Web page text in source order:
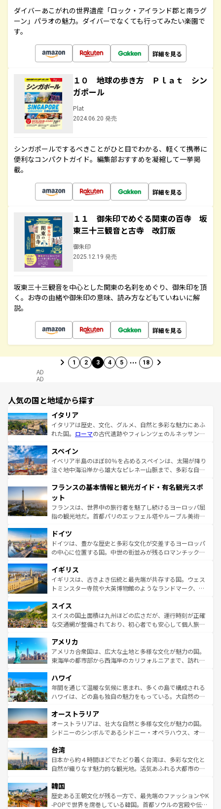
ダイバーあこがれの世界遺産「ロック・アイランド郡と南ラグ
ーン」パラオの魅力。ダイバーでなくても行ってみたい楽園で
す。
詳細を見る
１０ 地球の歩き方 Ｐｌａｔ シン
ガポール
Plat
2024.06.20 発売
シンガポールでするべきことがひと目でわかる、軽くて携帯に
便利なコンパクトガイド。編集部おすすめを凝縮して一挙掲
載。
詳細を見る
１１ 御朱印でめぐる関東の百寺 坂
東三十三観音と古寺 改訂版
御朱印
2025.12.19 発売
坂東三十三観音を中心とした関東の名刹をめぐり、御朱印を頂
く。お寺の由緒や御朱印の意味、読み方などもていねいに解
説。
詳細を見る
1 2 3 4 5 … 18
AD
AD
人気の国と地域から探す
イタリア
イタリアは歴史、文化、グルメ、自然と多彩な魅力にあふ
れた国。 ローマの古代遺跡やフィレンツェのルネッサンス
ろん、トスカーナの美しい田園風景やアマルフィ海岸の絶
景など、自然景観も見逃せない。観光の合間には、本場の
ピザやパスタなど、絶品のイタリア料理を堪能することも
ませてくれるイタリアで、忘れられない旅をしてみよう！
なお、新着のイタリア情報は
しい。
スペイン
イベリア半島のほぼ80％を占めるスペインは、太陽が降り
注ぐ地中海沿岸から雄大なピレネー山脈まで、多彩な自然
文化が根付くこの国では、情熱的なフラメンコ、熱気あふ
れる闘牛、そして美味しいタパスが生活の一部となってい
る。首都マドリードの洗練された雰囲気や、バルセロナの
アートに溢れた街角から、地方では古代ローマ遺跡や中世
せる。地方によって風土や気候が異なるスペインはその個
性で訪れる人を魅了する。 なお、新着のスペイン情報は コ
ンテンツ一覧を参照してほしい。
フランスの基本情報と観光ガイド・有名観光スポ
ット
フランスは、世界中の旅行者を魅了し続けるヨーロッパ屈
指の観光地だ。首都パリのエッフェル塔やルーブル美術館
で、幅広い魅力が詰まっている。華麗な宮殿、歴史的な大
聖堂、美しいビーチ、そして豊かな自然が、訪れる者を心
から魅了する。また、フランスは美食の国としても知ら
いる。シャンパンの発祥地であるランス、プロヴァンスの
香り高いラベンダー畑など、多彩な楽しみ方が可能だ。さ
らに、パリ以外の地域にも魅力が溢れており、どの街角に
れる地方に足を運ぶとそれぞれで全く異なる文化を体験で
きるだろう。 なお、新着のフランス情報はコンテンツ一覧
を参照してほしい。
ドイツ
ドイツは、豊かな歴史と多彩な文化が交差するヨーロッパ
の中心に位置する国。中世の街並みが残るロマンチック街
顔を持つこの国は、どこを歩いても飽きることがない。ベ
ルリンの文化的活気、バイエルン州のアルプスの絶景、そ
してライン川沿いのワイン畑といった風景は必見。ビール
は、お酒好きな人にはぜひ体験してほしい。 なお、新着の
ドイツ情報はコンテンツ一覧を参照してほしい。
イギリス
イギリスは、古きよき伝統と最先端が共存する国。ウェス
トミンスター寺院や大英博物館のようなランドマーク、歴
リアごとに異なる魅力がある。また、優雅なアフタヌーン
ティー、ビール好きにはたまらない英国パブ、サッカー観
戦など、本場だからこそできる体験も豊富。イギリスを旅
ンツ一覧を参照してほしい。
スイス
スイスの国土面積は九州ほどの広さだが、運行時刻が正確
な交通網が整備されており、初心者でも安心して個人旅行
の建物がそのまま残る町や、スイスならではのユニークな
博物館もあり、アルプス観光だけでなく町歩きも満喫する
ことができる。国民の所得が高いため物価も高いが、旅行
ば市内交通費無料で観光を楽しむこともできる。 なお、新
着のスイス情報はコンテンツ一覧 を参照してほしい。
アメリカ
アメリカ合衆国は、広大な土地と多様な文化が魅力の国。
東海岸の都市部から西海岸のカリフォルニアまで、訪れる
のような巨大都市は、観光、ショッピング、エンターテイ
ンメントが詰まった刺激的なスポットだ。一方、アメリカ
西部には大自然が広がり、グランドキャニオンやイエロー
部のニューオーリンズでは、音楽と美食が融合した独特の
文化が魅力。旅行者はアメリカの各地域で異なる魅力を楽
しみながら、その多様性と豊かな歴史を感じることができ
ならではの贅沢な旅のスタイルだ。 なお、新着のアメリカ
情報はコンテンツ一覧を参照してほしい。
ハワイ
年間を通じて温暖な気候に恵まれ、多くの島で構成される
ハワイは、どの島も独自の魅力をもっている。大自然の神
ワイ島は見逃せない。また、定番の観光地といえばオアフ
島だが、静かな自然を求めるならマウイ島やカウアイ島が
おすすめ。エメラルドグリーンに輝く海をはじめ、豊かな
れるおもてなしの心で訪れる人々を迎えてくれるハワイの
人々、おいしいローカルフードやハワイアンミュージッ
ク、伝統的なフラダンスなど、すべてがハワイの魅力を彩
ワイを、存分に味わってほしい。 なお、新着のハワイ情報
はコンテンツ一覧を参照してほしい。
オーストラリア
オーストラリアは、壮大な自然と多様な文化が魅力の国。
シドニーのシンボルであるシドニー・オペラハウス、オー
リアリーフや大陸中央部にそびえるウルル（エアーズロッ
ク）、タスマニアの美しい原生林やケアンズの熱帯雨林な
ど、見どころがたくさん。また、カフェやワイン、オージ
いる。アクティビティも充実しており、サーフィンやダイ
ビング、ハイキングなど、アウトドア好きにはたまらな
い。オーストラリアの多彩な魅力を存分に味わいつくそ
台湾
日本から約４時間ほどでたどり着く台湾は、多彩な文化と
自然が織りなす魅力的な観光地。活気あふれる大都市の台
ン）、静ひつな山岳地帯である台湾東部など、都市の喧騒
と山間の静けさが共存しており、訪れる人に新しい発見と
驚きをもたらしてくれる。また、奥深い台湾の食文化も魅
韓国
歴史ある王朝文化が残る一方で、最先端のファッションやK
-POPで世界を席巻している韓国。首都ソウルの宮殿や伝統